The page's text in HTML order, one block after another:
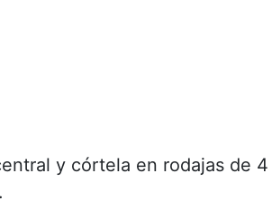
y córtela en rodajas de 4